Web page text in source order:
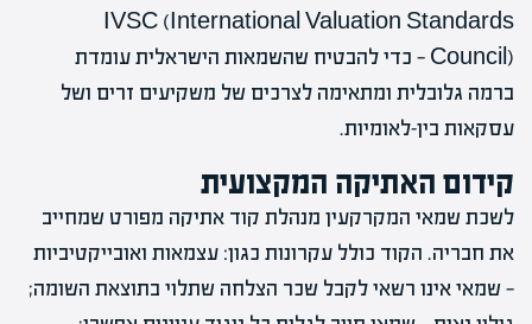
IVSC (International Valuation Standards
Council) — כדי להבטיח שהשמאות הישראלית עומדת
ברמה גלובלית ומתאימה לצרכים של משקיעים זרים ושל
עסקאות בין-לאומיות.
קידום האתיקה המקצועית
לשכת שמאי המקרקעין מנהלת קוד אתיקה מפורט שמחייב
את חבריה. הקוד כולל עקרונות כגון: עצמאות ואובייקטיביות
— שמאי אינו רשאי לקבל שכר הצלחה שתלוי בתוצאת השומה;